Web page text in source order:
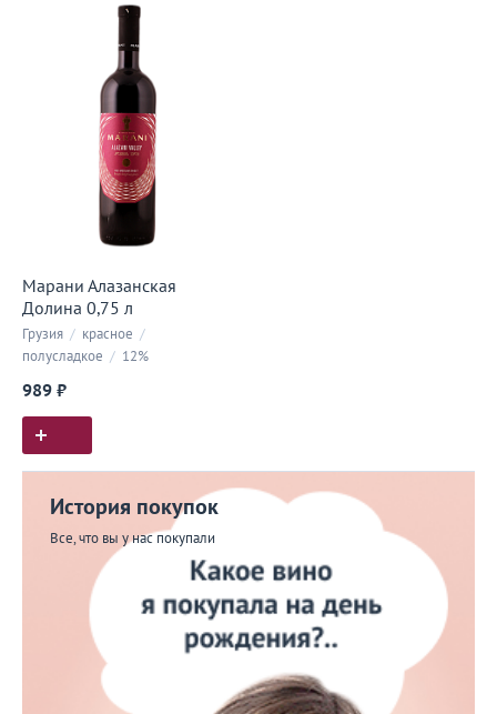
Марани Алазанская
Долина 0,75 л
Грузия / красное /
полусладкое / 12%
989 ₽
История покупок
Все, что вы у нас покупали